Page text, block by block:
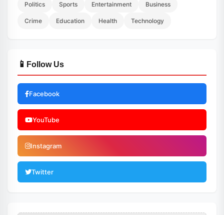
Politics Sports Entertainment Business
Crime Education Health Technology
📱 Follow Us
Facebook
YouTube
Instagram
Twitter